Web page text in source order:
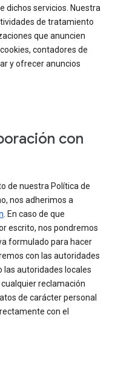
dichos servicios. Nuestra
de tratamiento
que anuncien
contadores de
y ofrecer anuncios
con
de nuestra Política de
nos adherimos a
. En caso de que
escrito, nos pondremos
formulado para hacer
con las autoridades
autoridades locales
reclamación
de carácter personal
con el